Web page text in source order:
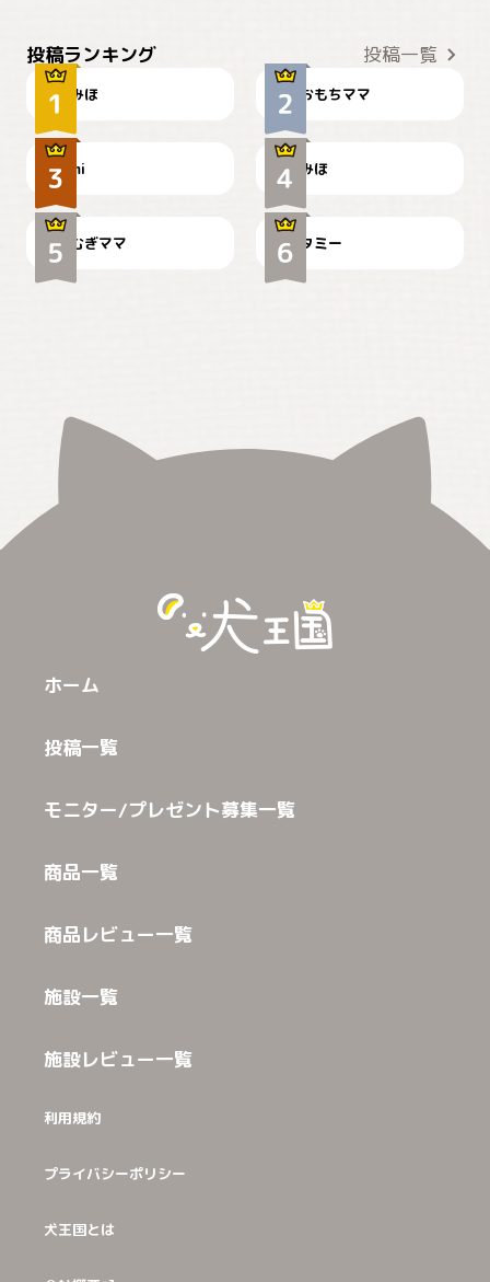
投稿ランキング 投稿一覧
みほ おもちママ
可愛い？
mi
見てるぞぉ
みほ
🌻とむぎ！
むぎママ
ドーベルマンのお友達邸に
て
タミー
ホーム
投稿一覧
モニター/プレゼント募集一覧
商品一覧
商品レビュー一覧
施設一覧
施設レビュー一覧
利用規約
プライバシーポリシー
犬王国とは